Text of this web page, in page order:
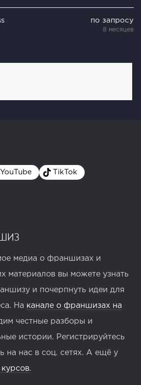
по запросу
8 месяцев
YouTube TikTok
медиа о франшизах и
материалов вы можете узнать
и почерпнуть идеи для
На канале о франшизах на
честные разборы и
истории. Регистрируйтесь
на нас в соц. сетях. А ещё у
курсов.